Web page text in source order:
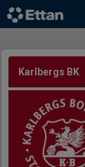
Karlbergs BK